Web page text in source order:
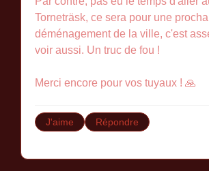
Torneträsk, ce sera pour une
déménagement de la ville, c'est
voir aussi. Un truc de fou !
Merci encore pour vos tuyaux ! 🙏
J'aime Répondre